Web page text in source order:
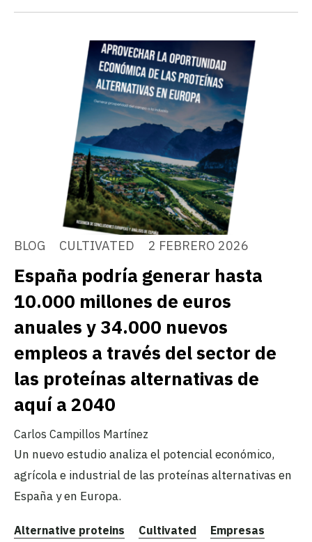
BLOG CULTIVATED 2 FEBRERO 2026
España podría generar hasta
10.000 millones de euros
anuales y 34.000 nuevos
empleos a través del sector de
las proteínas alternativas de
aquí a 2040
Carlos Campillos Martínez
Un nuevo estudio analiza el potencial económico,
agrícola e industrial de las proteínas alternativas en
España y en Europa.
Alternative proteins Cultivated
Empresas